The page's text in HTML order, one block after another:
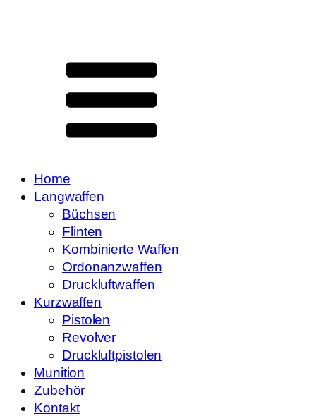
Home
Langwaffen
Büchsen
Flinten
Kombinierte Waffen
Ordonanzwaffen
Druckluftwaffen
Kurzwaffen
Pistolen
Revolver
Druckluftpistolen
Munition
Zubehör
Kontakt